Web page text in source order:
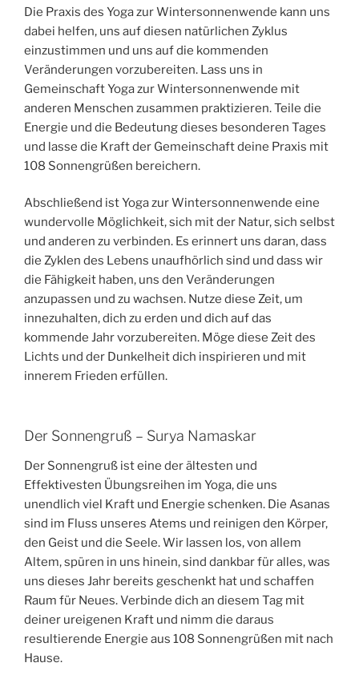
Die Praxis des Yoga zur Wintersonnenwende kann uns
dabei helfen, uns auf diesen natürlichen Zyklus
einzustimmen und uns auf die kommenden
Veränderungen vorzubereiten. Lass uns in
Gemeinschaft Yoga zur Wintersonnenwende mit
anderen Menschen zusammen praktizieren. Teile die
Energie und die Bedeutung dieses besonderen Tages
und lasse die Kraft der Gemeinschaft deine Praxis mit
108 Sonnengrüßen bereichern.
Abschließend ist Yoga zur Wintersonnenwende eine
wundervolle Möglichkeit, sich mit der Natur, sich selbst
und anderen zu verbinden. Es erinnert uns daran, dass
die Zyklen des Lebens unaufhörlich sind und dass wir
die Fähigkeit haben, uns den Veränderungen
anzupassen und zu wachsen. Nutze diese Zeit, um
innezuhalten, dich zu erden und dich auf das
kommende Jahr vorzubereiten. Möge diese Zeit des
Lichts und der Dunkelheit dich inspirieren und mit
innerem Frieden erfüllen.
Der Sonnengruß – Surya Namaskar
Der Sonnengruß ist eine der ältesten und
Effektivesten Übungsreihen im Yoga, die uns
unendlich viel Kraft und Energie schenken. Die Asanas
sind im Fluss unseres Atems und reinigen den Körper,
den Geist und die Seele. Wir lassen los, von allem
Altem, spüren in uns hinein, sind dankbar für alles, was
uns dieses Jahr bereits geschenkt hat und schaffen
Raum für Neues. Verbinde dich an diesem Tag mit
deiner ureigenen Kraft und nimm die daraus
resultierende Energie aus 108 Sonnengrüßen mit nach
Hause.